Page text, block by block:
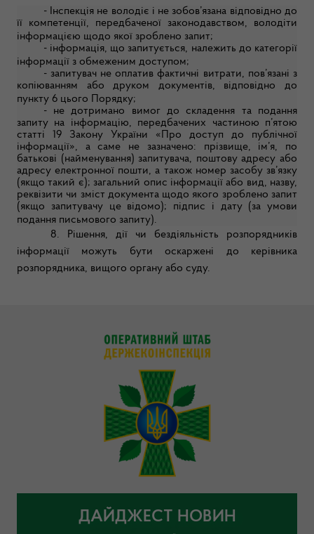
- Інспекція не володіє і не зобов’язана відповідно до
її компетенції, передбаченої законодавством, володіти
інформацією щодо якої зроблено запит;
- інформація, що запитується, належить до категорії
інформації з обмеженим доступом;
- запитувач не оплатив фактичні витрати, пов’язані з
копіюванням або друком документів, відповідно до
пункту 6 цього Порядку;
- не дотримано вимог до складення та подання
запиту на інформацію, передбачених частиною п’ятою
статті 19 Закону України «Про доступ до публічної
інформації», а саме не зазначено: прізвище, ім’я, по
батькові (найменування) запитувача, поштову адресу або
адресу електронної пошти, а також номер засобу зв’язку
(якщо такий є); загальний опис інформації або вид, назву,
реквізити чи зміст документа щодо якого зроблено запит
(якщо запитувачу це відомо); підпис і дату (за умови
подання письмового запиту).
8. Рішення, дії чи бездіяльність розпорядників
інформації можуть бути оскаржені до керівника
розпорядника, вищого органу або суду.
ДАЙДЖЕСТ НОВИН